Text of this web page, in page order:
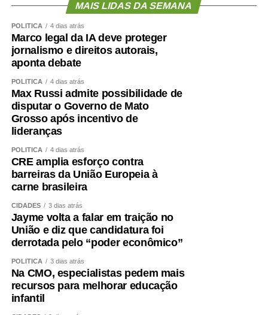
voltada exclusivamente para esse público.
Aproximadamente 20 pacientes foram atendidos durante
a ação.
Para o diretor técnico do HMC, Dr. Eduardo Andraus, os
indicadores confirmam a capacidade da unidade em
atender pacientes de média e alta complexidade.
“O HMC foi concebido para ser um hospital de alta
resolutividade. Nossa capacidade de receber pacientes
regulados das UPAs permite que essas unidades
continuem atendendo novos casos de urgência e
emergência. Contamos com equipes preparadas,
protocolos bem estabelecidos e uma estrutura capaz de
atender desde casos clínicos até situações de alta
complexidade, como politrauma, queimados e cirurgias
especializadas. Os resultados de maio e junho
demonstram que estamos cumprindo essa missão com
eficiência”, concluiu.
COMENTE ABAIXO:
WhatsApp
MAIS LIDAS DA SEMANA
POLÍTICA 4 dias atrás
Marco legal da IA deve proteger
jornalismo e direitos autorais,
aponta debate
POLÍTICA 4 dias atrás
Max Russi admite possibilidade de
disputar o Governo de Mato
Grosso após incentivo de
lideranças
POLÍTICA 4 dias atrás
CRE amplia esforço contra
barreiras da União Europeia à
carne brasileira
CIDADES 3 dias atrás
Jayme volta a falar em traição no
União e diz que candidatura foi
derrotada pelo “poder econômico”
POLÍTICA 3 dias atrás
Na CMO, especialistas pedem mais
recursos para melhorar educação
infantil